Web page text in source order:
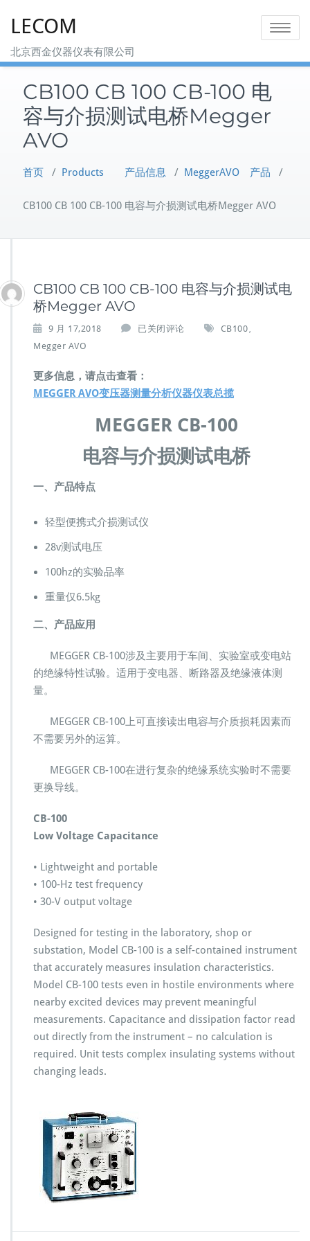
LECOM
北京西金仪器仪表有限公司
Toggle
CB100 CB 100 CB-100 电
容与介损测试电桥Megger
AVO
首页 / Products 产品信息 / MeggerAVO 产品 /
CB100 CB 100 CB-100 电容与介损测试电桥Megger AVO
CB100 CB 100 CB-100 电容与介损测试电
桥Megger AVO
9 月 17,2018
C
0
C
1
0
C
0
桥
M
g
e
V
已关闭评论 CB100
Megger AVO
更多信息，请点击查看：
MEGGER AVO变压器测量分析仪器仪表总揽
MEGGER CB-100
电容与介损测试电桥
一、产品特点
轻型便携式介损测试仪
28v测试电压
100hz的实验品率
重量仅6.5kg
二、产品应用
MEGGER CB-100涉及主要用于车间、实验室或变电站
的绝缘特性试验。适用于变电器、断路器及绝缘液体测
量。
MEGGER CB-100上可直接读出电容与介质损耗因素而
不需要另外的运算。
MEGGER CB-100在进行复杂的绝缘系统实验时不需要
更换导线。
CB-100
Low Voltage Capacitance
• Lightweight and portable
• 100-Hz test frequency
• 30-V output voltage
Designed for testing in the laboratory, shop or
substation, Model CB-100 is a self-contained instrument
that accurately measures insulation characteristics.
Model CB-100 tests even in hostile environments where
nearby excited devices may prevent meaningful
measurements. Capacitance and dissipation factor read
out directly from the instrument – no calculation is
required. Unit tests complex insulating systems without
changing leads.